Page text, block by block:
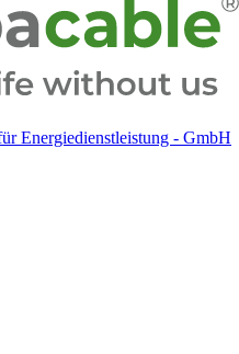
Energiedienstleistung - GmbH